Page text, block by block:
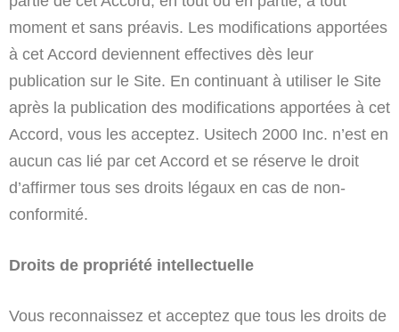
moment et sans préavis. Les modifications apportées
à cet Accord deviennent effectives dès leur
publication sur le Site. En continuant à utiliser le Site
après la publication des modifications apportées à cet
Accord, vous les acceptez. Usitech 2000 Inc. n’est en
aucun cas lié par cet Accord et se réserve le droit
d’affirmer tous ses droits légaux en cas de non-
conformité.
Droits de propriété intellectuelle
Vous reconnaissez et acceptez que tous les droits de